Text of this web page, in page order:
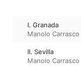
I. Granada
Manolo Carrasco
II. Sevilla
Manolo Carrasco